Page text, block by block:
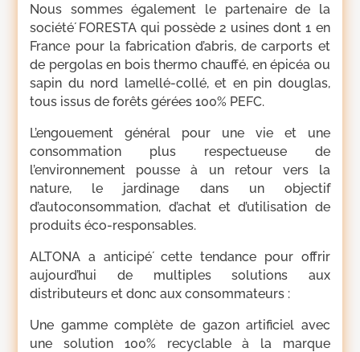
Nous sommes également le partenaire de la
société́ FORESTA qui possède 2 usines dont 1 en
France pour la fabrication d’abris, de carports et
de pergolas en bois thermo chauffé, en épicéa ou
sapin du nord lamellé-collé, et en pin douglas,
tous issus de forêts gérées 100% PEFC.
L’engouement général pour une vie et une
consommation plus respectueuse de
l’environnement pousse à un retour vers la
nature, le jardinage dans un objectif
d’autoconsommation, d’achat et d’utilisation de
produits éco-responsables.
ALTONA a anticipé́ cette tendance pour offrir
aujourd’hui de multiples solutions aux
distributeurs et donc aux consommateurs :
Une gamme complète de gazon artificiel avec
une solution 100% recyclable à la marque